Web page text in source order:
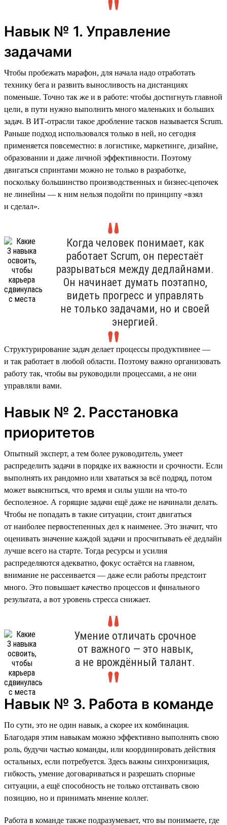
Навык № 1. Управление
задачами
Чтобы пробежать марафон, для начала надо отработать
технику бега и развить выносливость на дистанциях
поменьше. Точно так же и в работе: чтобы достигнуть главной
цели, в пути нужно выполнить много маленьких и больших
задач. В ИТ-отрасли такое дробление тасков называется Scrum.
Раньше подход использовался только в ней, но сегодня
применяется повсеместно: в логистике, маркетинге, дизайне,
образовании и даже личной эффективности. Поэтому
двигаться спринтами можно не только в разработке,
поскольку большинство производственных и бизнес-цепочек
не линейны — к ним нельзя подойти по принципу «взял
и сделал».
Когда человек понимает, как
работает Scrum, он перестаёт
разрываться между дедлайнами.
Он начинает думать поэтапно,
видеть прогресс и управлять
не только задачами, но и своей
энергией.
Структурирование задач делает процессы продуктивнее —
и так работает в любой области. Поэтому важно организовать
работу так, чтобы вы руководили процессами, а не они
управляли вами.
Навык № 2. Расстановка
приоритетов
Опытный эксперт, а тем более руководитель, умеет
распределить задачи в порядке их важности и срочности. Если
выполнять их рандомно или хвататься за всё подряд, потом
может выясниться, что время и силы ушли на что-то
бесполезное. А горящие задачи ещё даже не начинали делать.
Чтобы не попадать в такие ситуации, стоит двигаться
от наиболее первостепенных дел к наименее. Это значит, что
оценивать значение каждой задачи и просчитывать её дедлайн
лучше всего на старте. Тогда ресурсы и усилия
распределяются адекватно, фокус остаётся на главном,
внимание не рассеивается — даже если работы предстоит
много. Это повышает качество процессов и финального
результата, а вот уровень стресса снижает.
Умение отличать срочное
от важного — это навык,
а не врождённый талант.
Навык № 3. Работа в команде
По сути, это не один навык, а скорее их комбинация.
Благодаря этим навыкам можно эффективно выполнять свою
роль, будучи частью команды, или координировать действия
остальных, если потребуется. Здесь важны синхронизация,
гибкость, умение договариваться и разрешать спорные
ситуации, а ещё способность не только отстаивать свою
позицию, но и принимать мнение коллег.
Работа в команде также подразумевает, что вы понимаете, где